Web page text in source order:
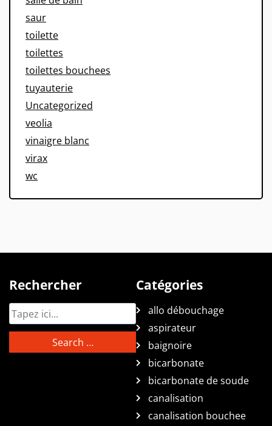
saur
toilette
toilettes
toilettes bouchees
tuyauterie
Uncategorized
veolia
vinaigre blanc
virax
wc
Rechercher Catégories
allo débouchage
aspirateur
baignoire
bicarbonate
bicarbonate de soude
canalisation
canalisation bouchee